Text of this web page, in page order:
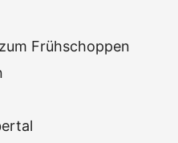
Frühschoppen